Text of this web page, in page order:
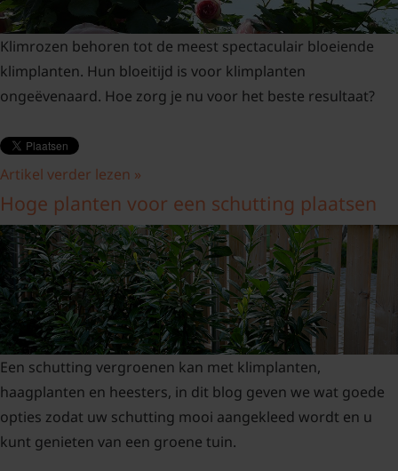
Klimrozen behoren tot de meest spectaculair bloeiende
klimplanten. Hun bloeitijd is voor klimplanten
ongeëvenaard. Hoe zorg je nu voor het beste resultaat?
Artikel verder lezen »
Hoge planten voor een schutting plaatsen
Een schutting vergroenen kan met klimplanten,
haagplanten en heesters, in dit blog geven we wat goede
opties zodat uw schutting mooi aangekleed wordt en u
kunt genieten van een groene tuin.